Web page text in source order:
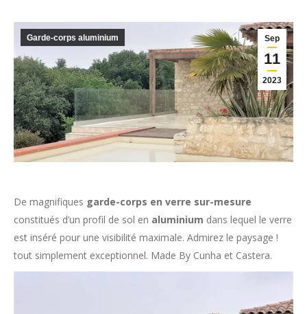
Sep
11
2023
Garde-corps aluminium
De magnifiques garde-corps en verre sur-mesure
constitués d’un profil de sol en aluminium dans lequel le verre
est inséré pour une visibilité maximale. Admirez le paysage !
tout simplement exceptionnel. Made By Cunha et Castera.